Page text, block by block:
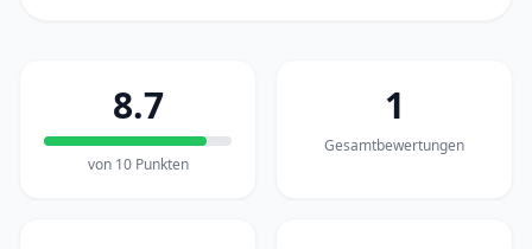
8.7
von 10 Punkten
1
Gesamtbewertungen